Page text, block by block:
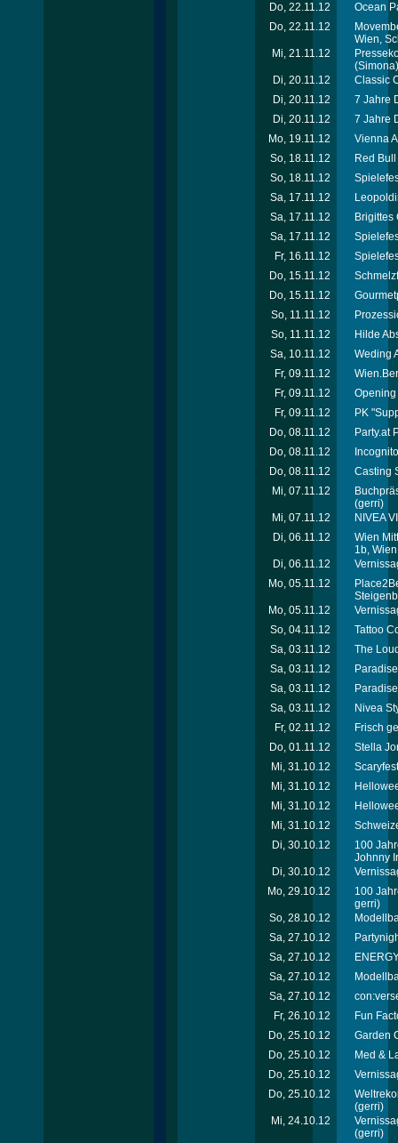
Do, 22.11.12
Ocean
Do, 22.11.12
Wien,
Mi, 21.11.12
(Simona)
Di, 20.11.12
Classic
Di, 20.11.12
7 Jahre
Di, 20.11.12
7 Jahre
Mo, 19.11.12
Vienna
So, 18.11.12
Red
So, 18.11.12
Sa, 17.11.12
Sa, 17.11.12
Brigittes
Sa, 17.11.12
Fr, 16.11.12
Do, 15.11.12
Do, 15.11.12
So, 11.11.12
So, 11.11.12
Hilde
Sa, 10.11.12
Weding
Fr, 09.11.12
Fr, 09.11.12
Opening
Fr, 09.11.12
PK
Do, 08.11.12
Party.at
Do, 08.11.12
Do, 08.11.12
Casting
Mi, 07.11.12
(gerri)
Mi, 07.11.12
NIVEA
Di, 06.11.12
Wien
1b, Wien
Di, 06.11.12
Mo, 05.11.12
Mo, 05.11.12
So, 04.11.12
Tattoo
Sa, 03.11.12
The
Sa, 03.11.12
Sa, 03.11.12
Sa, 03.11.12
Nivea
Fr, 02.11.12
Frisch
Do, 01.11.12
Stella
Mi, 31.10.12
Mi, 31.10.12
Mi, 31.10.12
Mi, 31.10.12
Di, 30.10.12
100
Johnny
Di, 30.10.12
Mo, 29.10.12
100
gerri)
So, 28.10.12
Sa, 27.10.12
Sa, 27.10.12
Sa, 27.10.12
Sa, 27.10.12
Fr, 26.10.12
Fun
Do, 25.10.12
Garden
Do, 25.10.12
Med &
Do, 25.10.12
Do, 25.10.12
(gerri)
Mi, 24.10.12
(gerri)